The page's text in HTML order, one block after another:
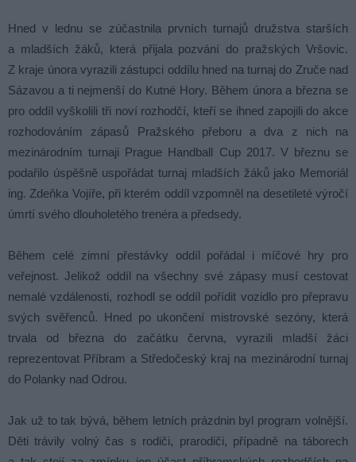
Hned v lednu se zúčastnila prvních turnajů družstva starších
a mladších žáků, která přijala pozvání do pražských Vršovic.
Z kraje února vyrazili zástupci oddílu hned na turnaj do Zruče nad
Sázavou a ti nejmenší do Kutné Hory. Během února a března se
pro oddíl vyškolili tři noví rozhodčí, kteří se ihned zapojili do akce
rozhodováním zápasů Pražského přeboru a dva z nich na
mezinárodním turnaji Prague Handball Cup 2017. V březnu se
podařilo úspěšně uspořádat turnaj mladších žáků jako Memoriál
ing. Zdeňka Vojíře, při kterém oddíl vzpomněl na desetileté výročí
úmrtí svého dlouholetého trenéra a předsedy.
Během celé zimní přestávky oddíl pořádal i míčové hry pro
veřejnost. Jelikož oddíl na všechny své zápasy musí cestovat
nemalé vzdálenosti, rozhodl se oddíl pořídit vozidlo pro přepravu
svých svěřenců. Hned po ukončení mistrovské sezóny, která
trvala od března do začátku června, vyrazili mladší žáci
reprezentovat Příbram a Středočeský kraj na mezinárodní turnaj
do Polanky nad Odrou.
Jak už to tak bývá, během letních prázdnin byl program volnější.
Děti trávily volný čas s rodiči, prarodiči, případně na táborech